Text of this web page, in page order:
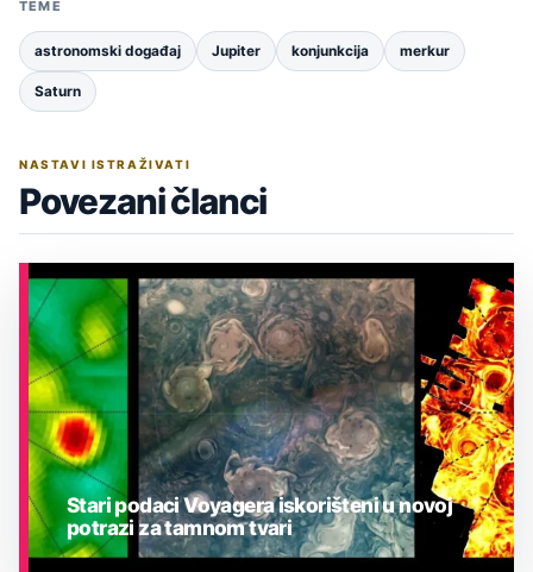
TEME
astronomski događaj Jupiter konjunkcija merkur
Saturn
NASTAVI ISTRAŽIVATI
Povezani članci
Stari podaci Voyagera iskorišteni u novoj
potrazi za tamnom tvari